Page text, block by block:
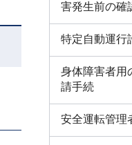
害発生前の確
特定自動運行
身体障害者用
請手続
安全運転管理